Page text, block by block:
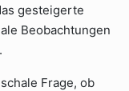
gesteigerte
Beobachtungen
Frage, ob